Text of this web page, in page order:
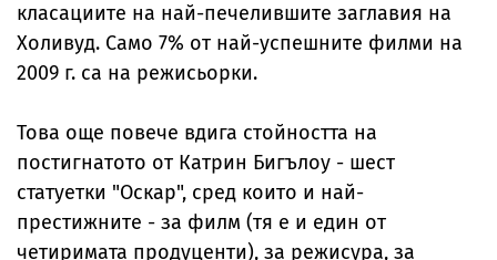
класациите на най-печелившите заглавия на
Холивуд. Само 7% от най-успешните филми на
2009 г. са на режисьорки.
Това още повече вдига стойността на
постигнатото от Катрин Бигълоу - шест
статуетки "Оскар", сред които и най-
престижните - за филм (тя е и един от
четиримата продуценти), за режисура, за